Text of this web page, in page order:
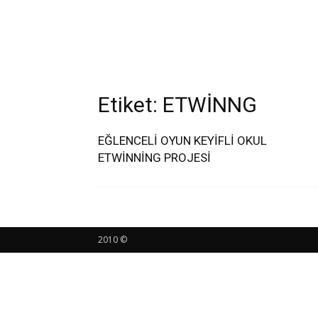
Etiket: ETWİNNG
EĞLENCELİ OYUN KEYİFLİ OKUL
ETWİNNİNG PROJESİ
2010 ©